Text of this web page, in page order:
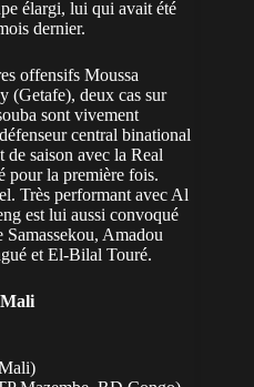
élargi, lui qui avait été
dernier.
offensifs Moussa
(Getafe), deux cas sur
sont vivement
central binational
saison avec la Real
pour la première fois.
Très performant avec Al
est lui aussi convoqué
Samassekou, Amadou
et El-Bilal Touré.